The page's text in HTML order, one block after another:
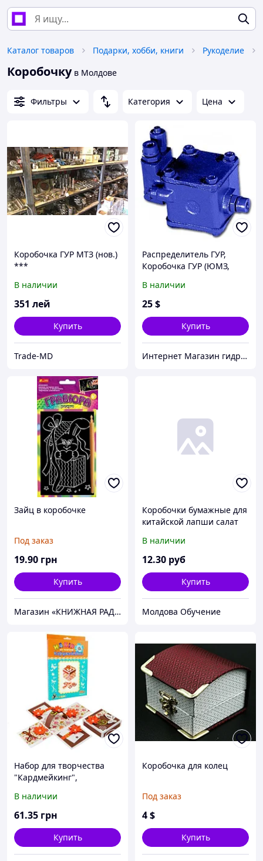
Каталог товаров Подарки, хобби, книги Рукоделие
Коробочкув Молдове
Фильтры Категория Цена
Коробочка ГУР МТЗ (нов.)
***
В наличии
351 лей
Купить
Trade-MD
Распределитель ГУР,
Коробочка ГУР (ЮМЗ,
В наличии
25$
Купить
Интернет Магазин гидравлических узлов
Зайц в коробочке
Под заказ
19.90 грн
Купить
Магазин «КНИЖНАЯ РАДУГА»
Коробочки бумажные для
китайской лапши салат
В наличии
12.30 руб
Купить
Молдова Обучение
Набор для творчества
"Кардмейкинг",
В наличии
61.35 грн
Купить
Коробочка для колец
Под заказ
4$
Купить